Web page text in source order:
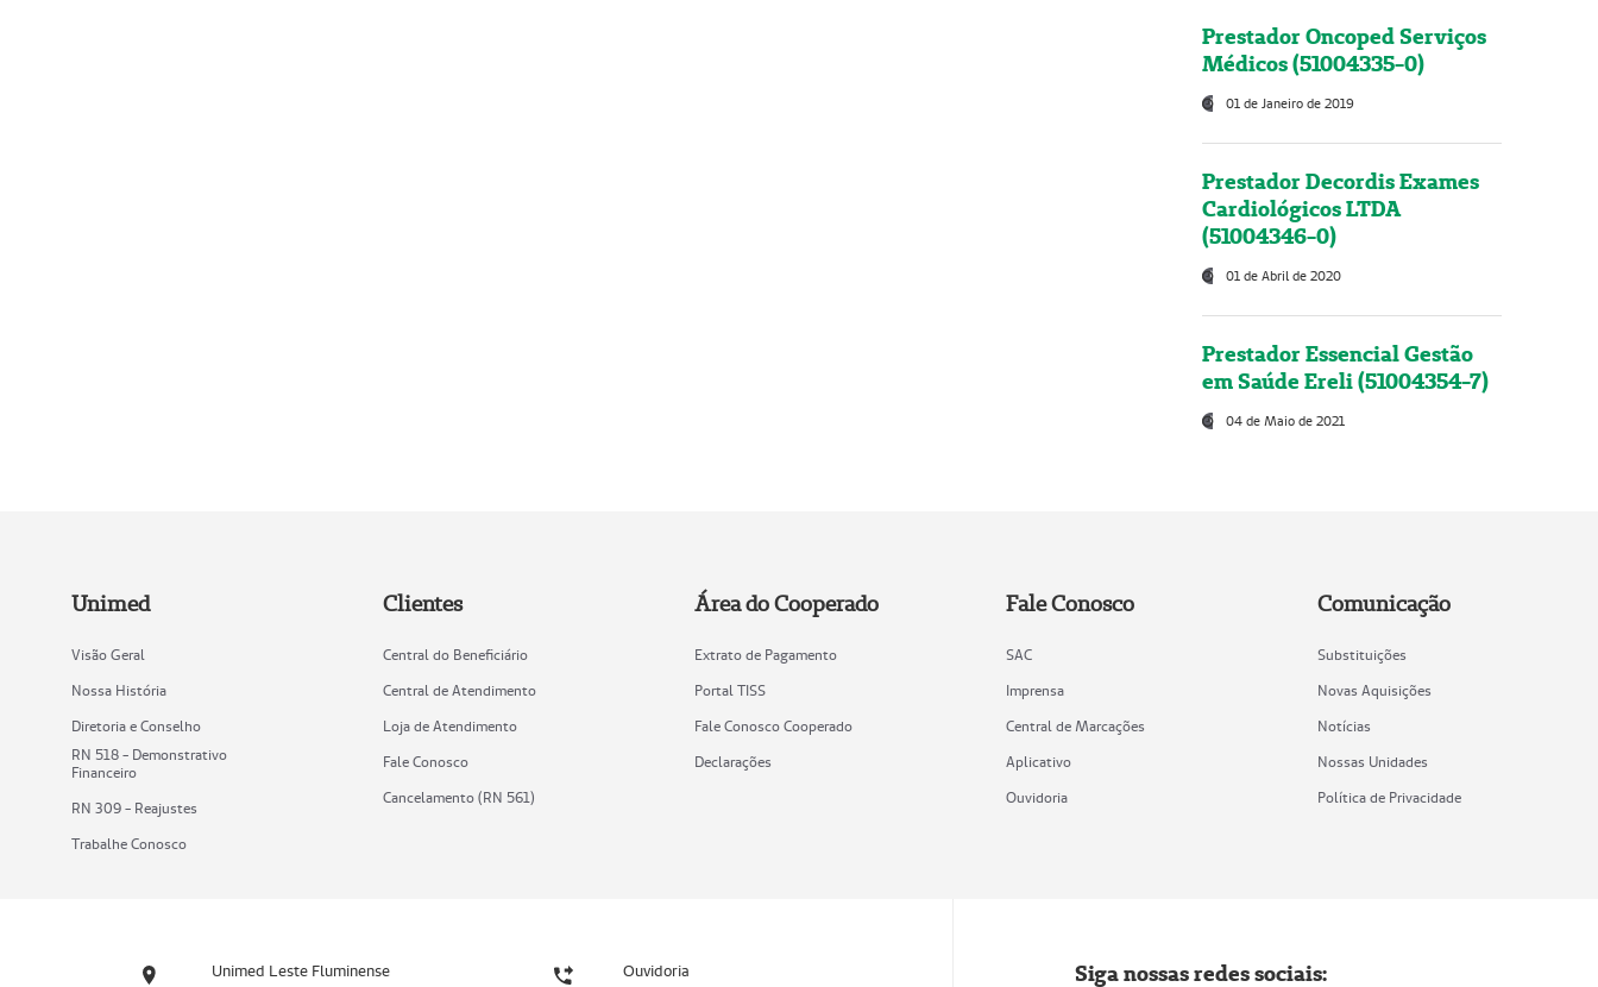
Prestador Oncoped Serviços
Médicos (51004335-0)
01 de Janeiro de 2019
Prestador Decordis Exames
Cardiológicos LTDA
(51004346-0)
01 de Abril de 2020
Prestador Essencial Gestão
em Saúde Ereli (51004354-7)
04 de Maio de 2021
Unimed
Visão Geral
Nossa História
Diretoria e Conselho
RN 518 - Demonstrativo
Financeiro
RN 309 - Reajustes
Trabalhe Conosco
Clientes
Central do Beneficiário
Central de Atendimento
Loja de Atendimento
Fale Conosco
Cancelamento (RN 561)
Área do Cooperado
Extrato de Pagamento
Portal TISS
Fale Conosco Cooperado
Declarações
Fale Conosco
SAC
Imprensa
Central de Marcações
Aplicativo
Ouvidoria
Comunicação
Substituições
Novas Aquisições
Notícias
Nossas Unidades
Política de Privacidade
Unimed Leste Fluminense Ouvidoria Siga nossas redes sociais: